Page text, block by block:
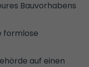
Bauvorhabens
formlose
auf einen